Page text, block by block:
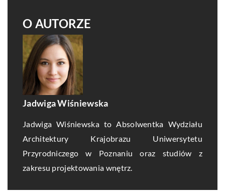
O AUTORZE
Jadwiga Wiśniewska
Jadwiga Wiśniewska to Absolwentka Wydziału
Architektury Krajobrazu Uniwersytetu
Przyrodniczego w Poznaniu oraz studiów z
zakresu projektowania wnętrz.